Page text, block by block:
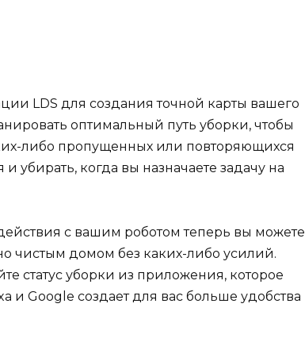
LDS для создания точной карты вашего
оптимальный путь уборки, чтобы
либо пропущенных или повторяющихся
и убирать, когда вы назначаете задачу на
с вашим роботом теперь вы можете
чистым домом без каких-либо усилий.
статус уборки из приложения, которое
и Google создает для вас больше удобства